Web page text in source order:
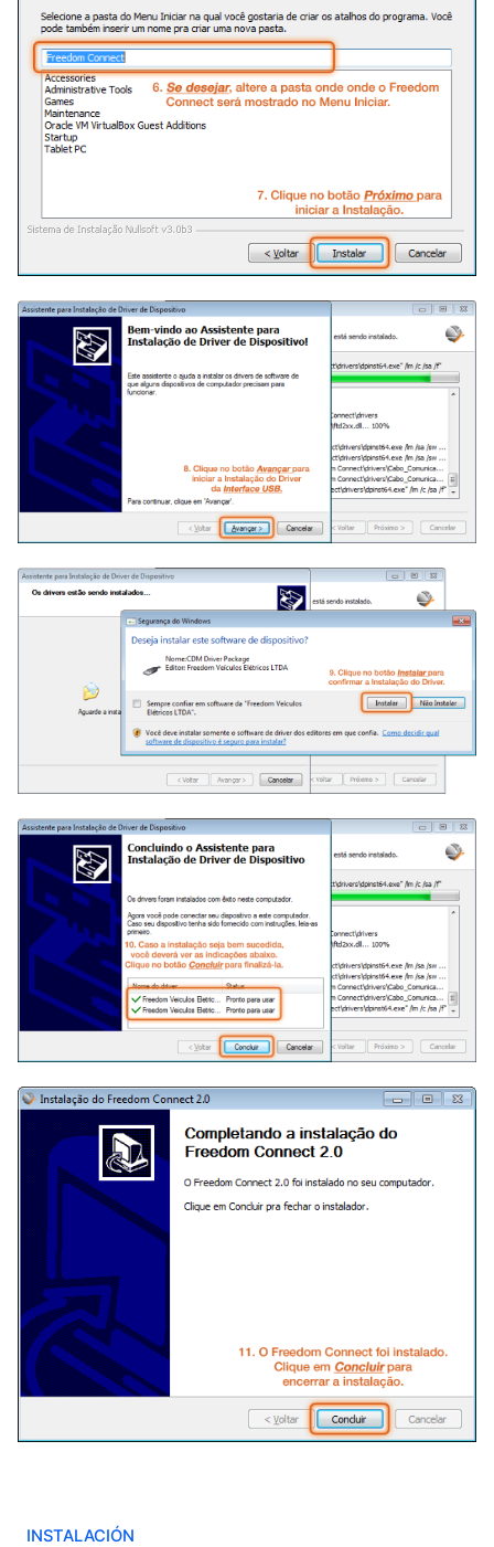
INSTALACIÓN